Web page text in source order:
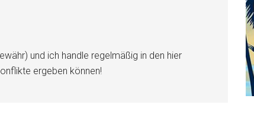
und ich handle regelmäßig in den hier
ergeben können!